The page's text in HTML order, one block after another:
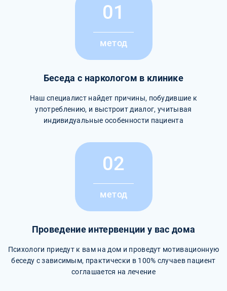
01
метод
Беседа с наркологом в клинике
Наш специалист найдет причины, побудившие к
употреблению, и выстроит диалог, учитывая
индивидуальные особенности пациента
02
метод
Проведение интервенции у вас дома
Психологи приедут к вам на дом и проведут мотивационную
беседу с зависимым, практически в 100% случаев пациент
соглашается на лечение